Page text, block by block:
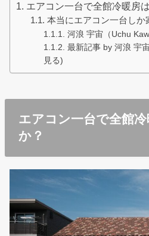
エアコン一台で全館冷暖房
本当にエアコン一台しか
河浪 宇宙（Uchu
最新記事 by 河浪 宇
見る)
エアコン一台で全館
か？